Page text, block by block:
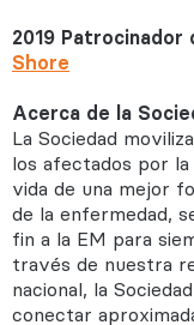
2019 Patrocinador
Shore
Acerca de la
La Sociedad
los afectados por
vida de una mejor
de la enfermedad,
fin a la EM para
través de nuestra
nacional, la
conectar